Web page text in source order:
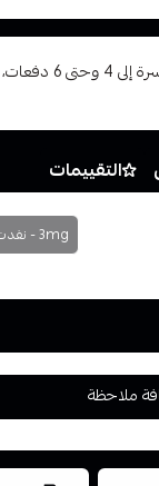
قسم دفعاتك
التقييمات
3mg - نفدت الكمية
ملاحظة